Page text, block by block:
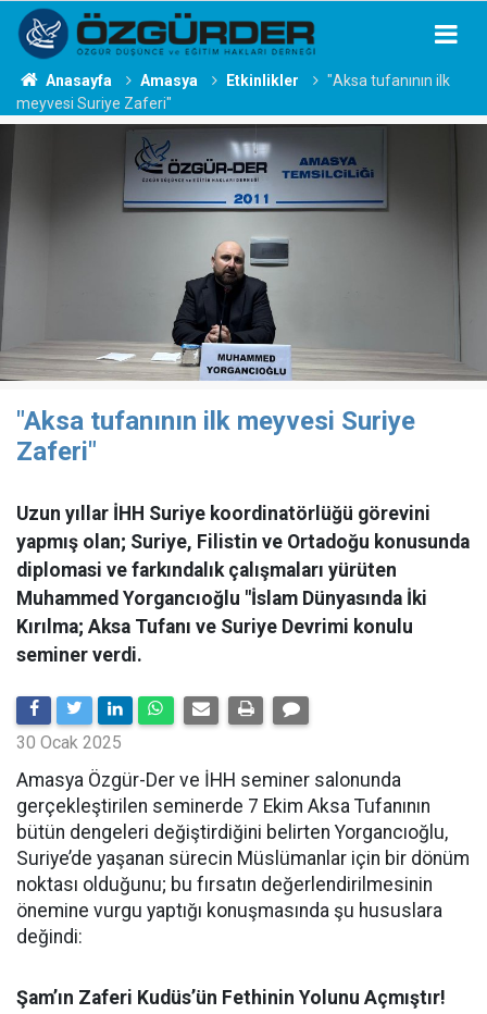
Anasayfa Amasya Etkinlikler
"Aksa tufanının ilk
meyvesi Suriye Zaferi"
"Aksa tufanının ilk meyvesi Suriye
Zaferi"
Uzun yıllar İHH Suriye koordinatörlüğü görevini
yapmış olan; Suriye, Filistin ve Ortadoğu konusunda
diplomasi ve farkındalık çalışmaları yürüten
Muhammed Yorgancıoğlu "İslam Dünyasında İki
Kırılma; Aksa Tufanı ve Suriye Devrimi konulu
seminer verdi.
30 Ocak 2025
Amasya Özgür-Der ve İHH seminer salonunda
gerçekleştirilen seminerde 7 Ekim Aksa Tufanının
bütün dengeleri değiştirdiğini belirten Yorgancıoğlu,
Suriye’de yaşanan sürecin Müslümanlar için bir dönüm
noktası olduğunu; bu fırsatın değerlendirilmesinin
önemine vurgu yaptığı konuşmasında şu hususlara
değindi:
Şam’ın Zaferi Kudüs’ün Fethinin Yolunu Açmıştır!